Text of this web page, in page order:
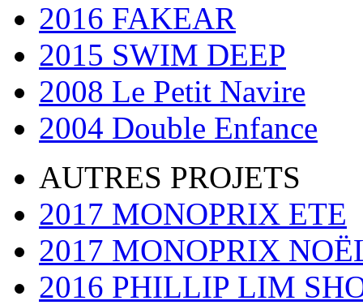
2016 FAKEAR
2015 SWIM DEEP
2008 Le Petit Navire
2004 Double Enfance
AUTRES PROJETS
2017 MONOPRIX ETE
2017 MONOPRIX
2016 PHILLIP LIM